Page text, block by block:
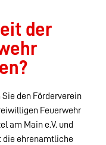
der
Sie den Förderverein
Feuerwehr
am Main e.V. und
die ehrenamtliche